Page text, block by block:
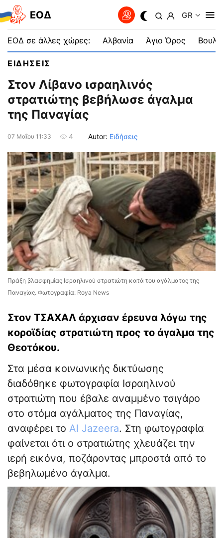
EOΔ GR
ΕΟΔ σε άλλες χώρες: Αλβανία Άγιο Όρος
ΕΙΔΗΣΕΙΣ
Στον Λίβανο ισραηλινός
στρατιώτης βεβήλωσε άγαλμα
της Παναγίας
07 Μαΐου 11:33 4 Autor: Ειδήσεις
Πράξη βλασφημίας Ισραηλινού στρατιώτη κατά του αγάλματος της
Παναγίας. Φωτογραφία: Roya News
Στον ΤΣΑΧΑΛ άρχισαν έρευνα λόγω της
κοροϊδίας στρατιώτη προς το άγαλμα της
Θεοτόκου.
Στα μέσα κοινωνικής δικτύωσης
διαδόθηκε φωτογραφία Ισραηλινού
στρατιώτη που έβαλε αναμμένο τσιγάρο
στο στόμα αγάλματος της Παναγίας,
αναφέρει το Al Jazeera. Στη φωτογραφία
φαίνεται ότι ο στρατιώτης χλευάζει την
ιερή εικόνα, ποζάροντας μπροστά από το
βεβηλωμένο άγαλμα.